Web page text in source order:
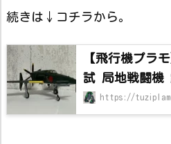
続きは↓コチラから。
【飛行機プラ
試 局地戦闘
https://